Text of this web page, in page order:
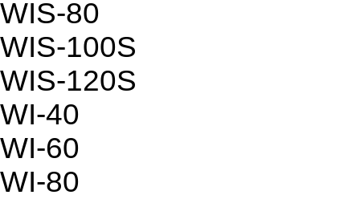
WIS-80
WIS-100S
WIS-120S
WI-40
WI-60
WI-80